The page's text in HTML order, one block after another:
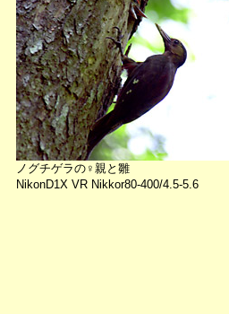
ノグチゲラの♀親と雛
NikonD1X VR Nikkor80-400/4.5-5.6